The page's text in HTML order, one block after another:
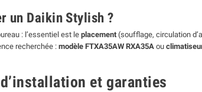
un Daikin Stylish ?
: l’essentiel est le placement (soufflage, circulation
recherchée : modèle FTXA35AW RXA35A ou
et garanties